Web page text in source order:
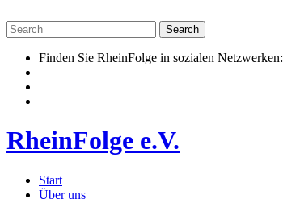
to
content
Finden Sie RheinFolge in sozialen Netzwerken:
RheinFolge e.V.
Start
Über uns